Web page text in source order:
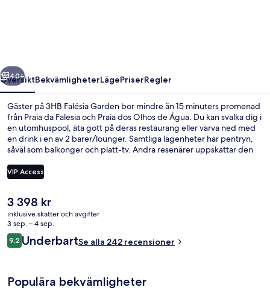
Nästa
40+
ÖversiktBekvämligheterLägePriserRegler
Gäster på 3HB Falésia Garden bor mindre än 15 minuters promenad
från Praia da Falesia och Praia dos Olhos de Água. Du kan svalka dig i
en utomhuspool, äta gott på deras restaurang eller varva ned med
en drink i en av 2 barer/lounger. Samtliga lägenheter har pentryn,
såväl som balkonger och platt-tv. Andra resenärer uppskattar den
VIP Access
Det
nuvarande
priset
är
3 398 kr
3 398 kr
inklusive skatter och avgifter
3 sep. – 4 sep.
Recensioner
9,29,2 av 10,
UnderbartSe alla 242 recensioner
Populära bekvämligheter